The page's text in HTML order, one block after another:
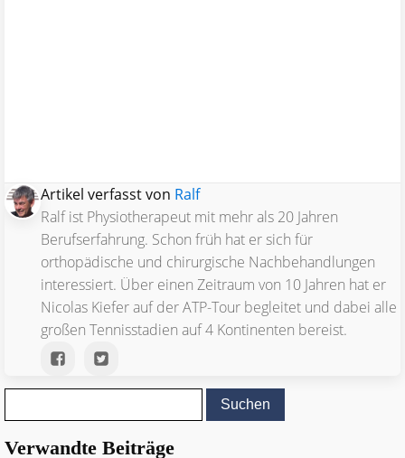
Artikel verfasst von Ralf
Ralf ist Physiotherapeut mit mehr als 20 Jahren
Berufserfahrung. Schon früh hat er sich für
orthopädische und chirurgische Nachbehandlungen
interessiert. Über einen Zeitraum von 10 Jahren hat er
Nicolas Kiefer auf der ATP-Tour begleitet und dabei alle
großen Tennisstadien auf 4 Kontinenten bereist.
Verwandte Beiträge